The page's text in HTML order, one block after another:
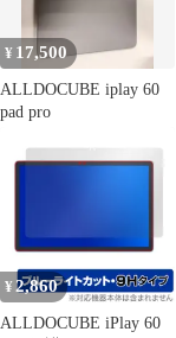
¥ 17,500
ALLDOCUBE iplay 60
pad pro
¥ 2,860
ALLDOCUBE iPlay 60